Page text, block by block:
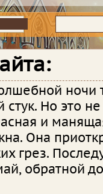
ночи
стук. Но это
и
Она
грез.
обратной